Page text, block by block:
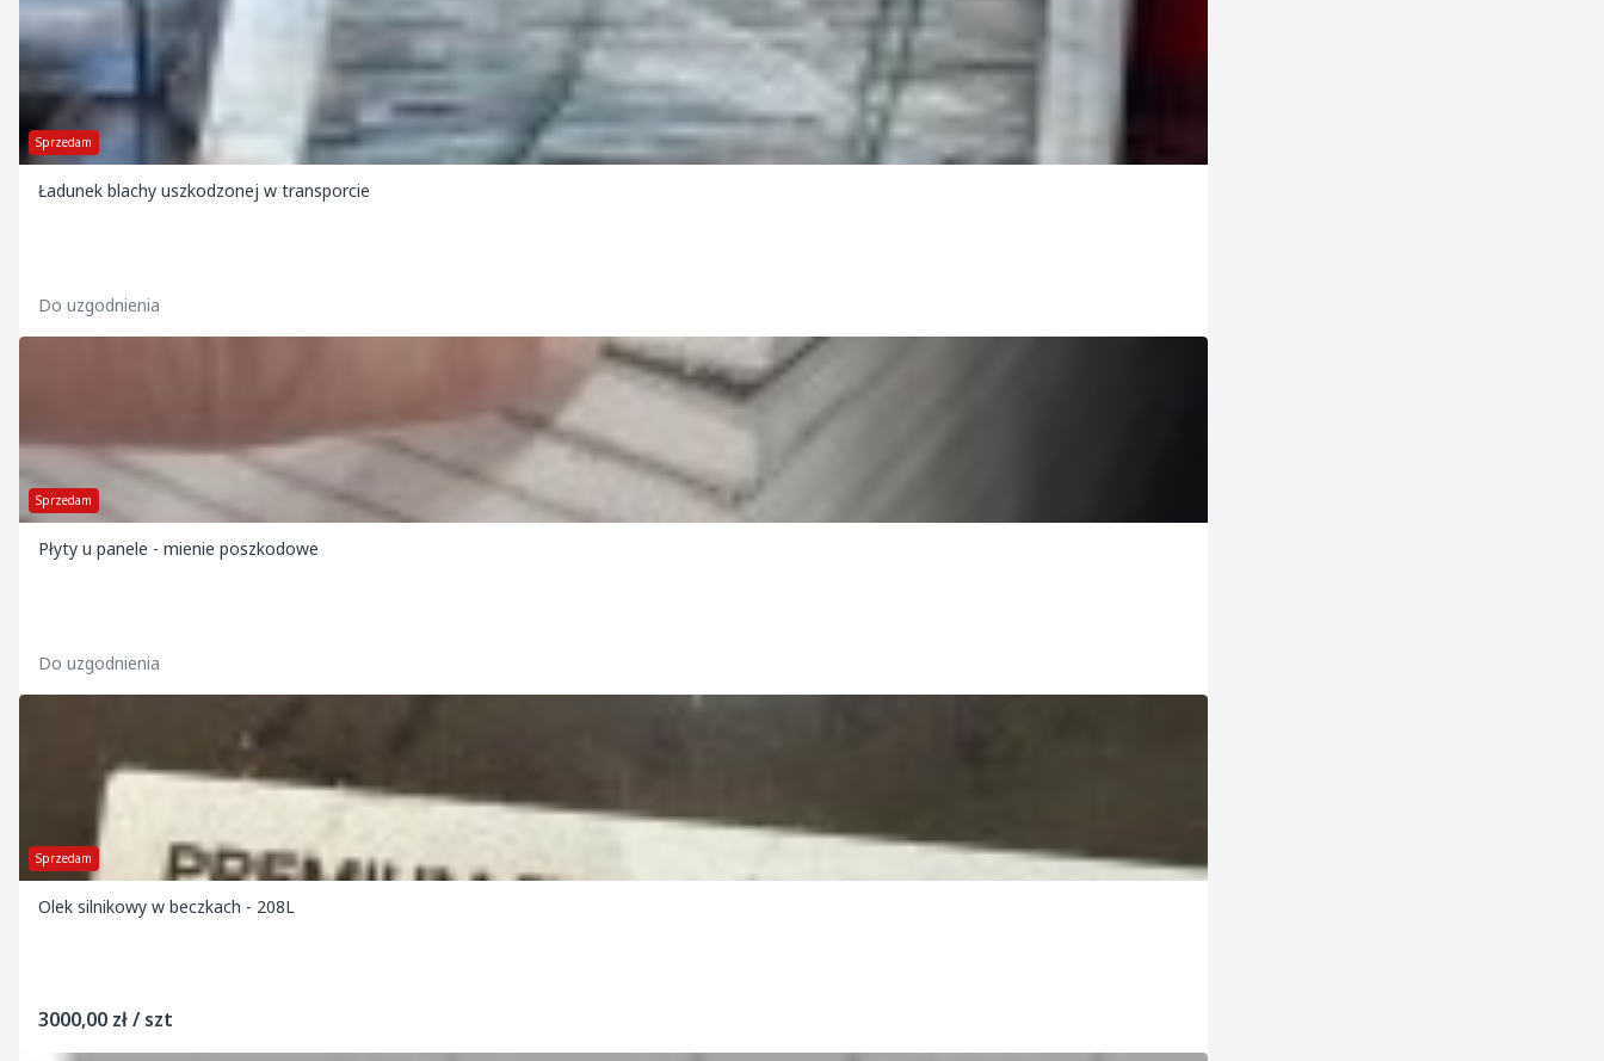
Sprzedam
Ładunek blachy uszkodzonej w transporcie
Do uzgodnienia
Sprzedam
Płyty u panele - mienie poszkodowe
Do uzgodnienia
Sprzedam
Olek silnikowy w beczkach - 208L
3000,00 zł / szt